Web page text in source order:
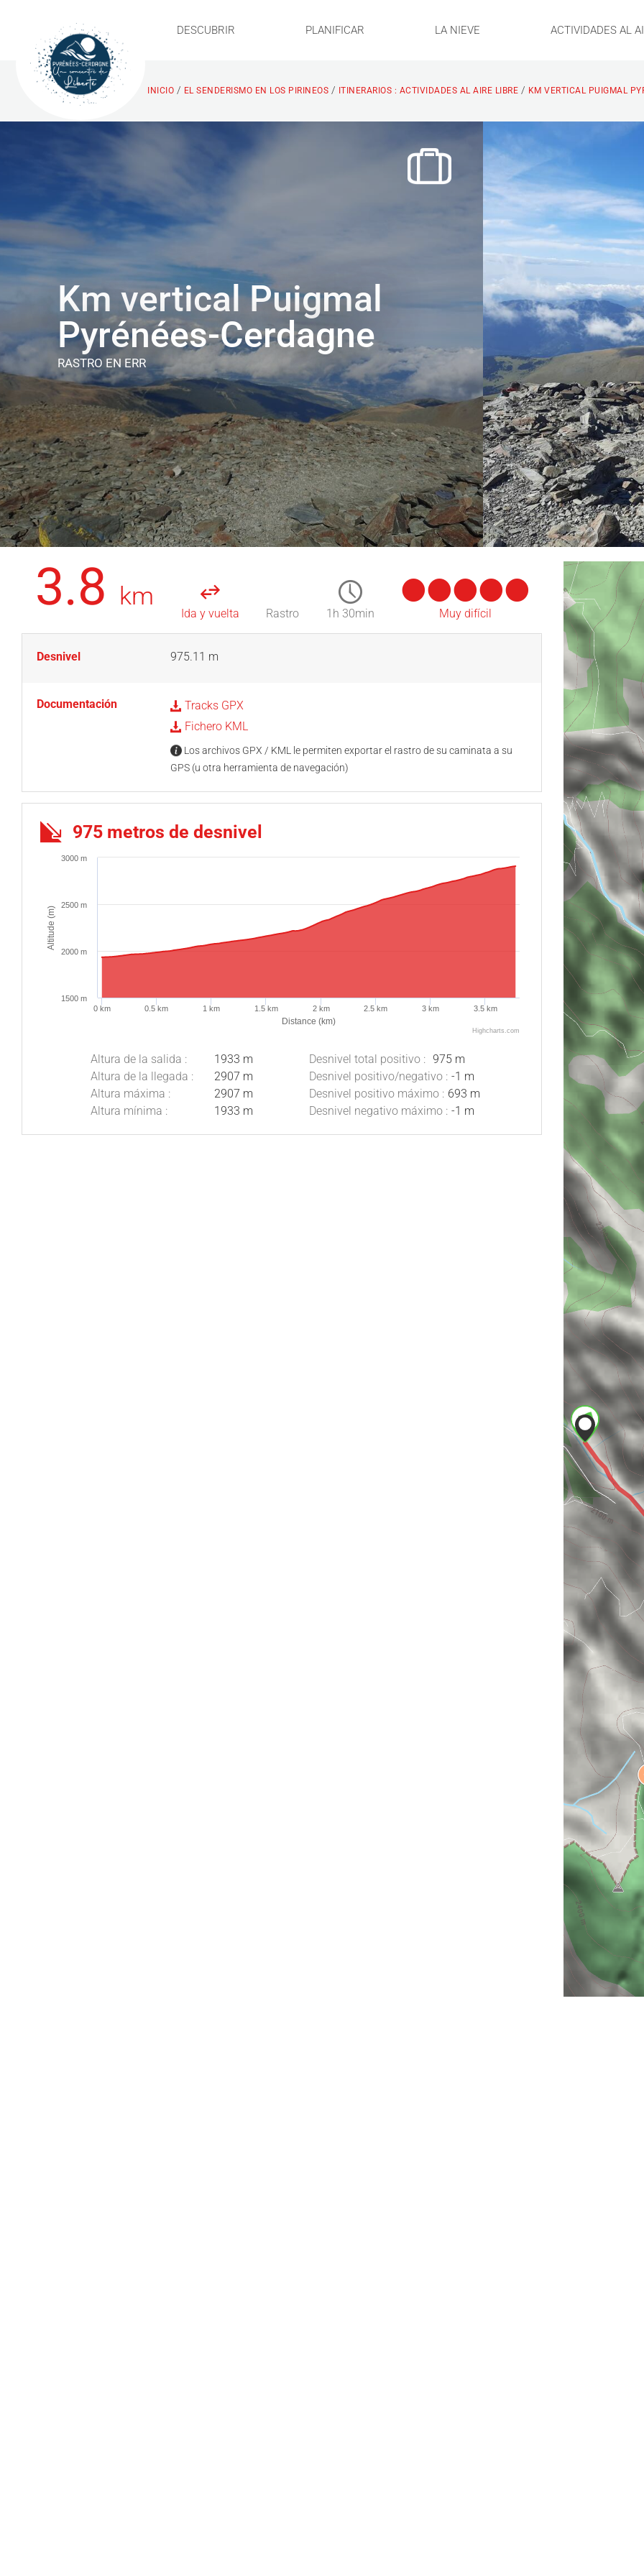
DESCUBRIR PLANIFICAR LA NIEVE ACTIVIDADES AL
INICIO / EL SENDERISMO EN LOS PIRINEOS / ITINERARIOS : ACTIVIDADES AL AIRE LIBRE / KM VERTICAL PUIGMAL
Km vertical Puigmal
Pyrénées-Cerdagne
RASTRO EN ERR
3.8 km
Ida y vuelta Rastro 1h 30min Muy difícil
Desnivel 975.11 m
Documentación
Tracks GPX
Fichero KML
Los archivos GPX / KML le permiten exportar el rastro de su caminata a su
GPS (u otra herramienta de navegación)
975 metros de desnivel
Distance (km)
Altitude (m)
0 km 0.5 km 1 km 1.5 km 2 km 2.5 km 3 km 3.5 km
2000 m
2500 m
3000 m
1500 m
Highcharts.com
Altura de la salida :
1933 m
Altura de la llegada :
2907 m
Altura máxima :
2907 m
Altura mínima :
1933 m
Desnivel total positivo : 975 m
Desnivel positivo/negativo : -1 m
Desnivel positivo máximo : 693 m
Desnivel negativo máximo : -1 m